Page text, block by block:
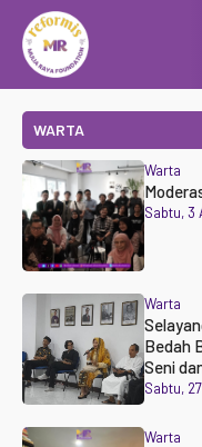
WARTA
Warta
Sabtu, 3
Warta
Bedah
Seni
Sabtu,
Warta